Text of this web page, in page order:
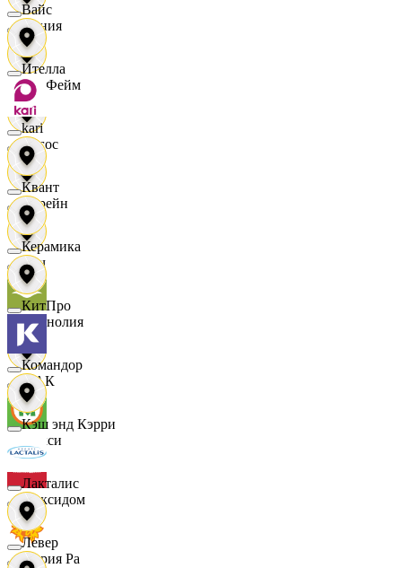
Линия
ЛисФейм
Логос
Лорейн
Луч
Магнолия
МАК
Макси
Максидом
Мария Ра
Вайс
Ителла
kari
Квант
Керамика
КитПро
Командор
Кэш энд Кэрри
Лакталис
Левер